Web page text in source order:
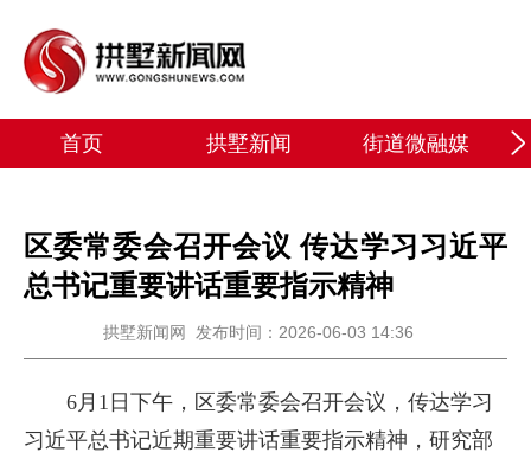
首页 拱墅新闻 街道微融媒
区委常委会召开会议 传达学习习近平
总书记重要讲话重要指示精神
拱墅新闻网 发布时间：2026-06-03 14:36
6月1日下午，区委常委会召开会议，传达学习
习近平总书记近期重要讲话重要指示精神，研究部